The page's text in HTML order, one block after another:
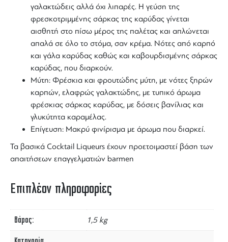
γαλακτώδεις αλλά όχι λιπαρές. Η γεύση της
φρεσκοτριμμένης σάρκας της καρύδας γίνεται
αισθητή στο πίσω μέρος της παλέτας και απλώνεται
απαλά σε όλο το στόμα, σαν κρέμα. Νότες από καρπό
και γάλα καρύδας καθώς και καβουρδισμένης σάρκας
καρύδας, που διαρκούν.
Μύτη: Φρέσκια και φρουτώδης μύτη, με νότες ξηρών
καρπών, ελαφρώς γαλακτώδης, με τυπικό άρωμα
φρέσκιας σάρκας καρύδας, με δόσεις βανίλιας και
γλυκύτητα καραμέλας.
Επίγευση: Μακρύ φινίρισμα με άρωμα που διαρκεί.
Τα βασικά Cocktail Liqueurs έχουν προετοιμαστεί βάση των
απαιτήσεων επαγγελματιών barmen
Επιπλέον πληροφορίες
Βάρος 1,5 kg